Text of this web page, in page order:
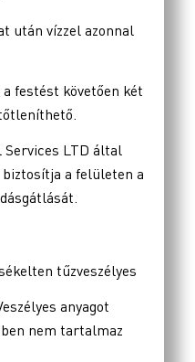
után vízzel azonnal
festést követően két
LTD által
a felületen a
tűzveszélyes
anyagot
nem tartalmaz